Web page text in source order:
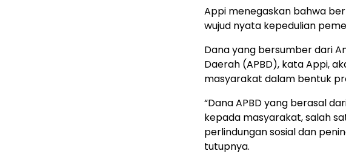
Appi menegaskan bahwa
wujud nyata kepedulian
Dana yang bersumber dari
Daerah (APBD), kata Appi,
masyarakat dalam bentuk
“Dana APBD yang berasal
kepada masyarakat, salah
perlindungan sosial dan
tutupnya.